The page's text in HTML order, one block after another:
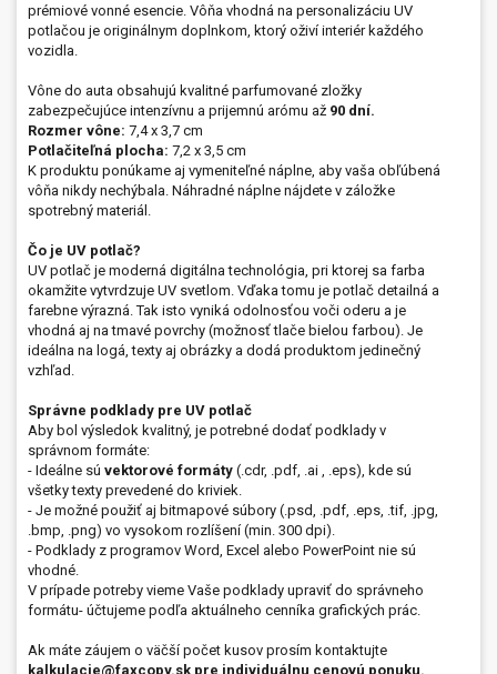
prémiové vonné esencie. Vôňa vhodná na personalizáciu UV
potlačou je originálnym doplnkom, ktorý oživí interiér každého
vozidla.
Vône do auta obsahujú kvalitné parfumované zložky
zabezpečujúce intenzívnu a prijemnú arómu až 90 dní.
Rozmer vône: 7,4 x 3,7 cm
Potlačiteľná plocha: 7,2 x 3,5 cm
K produktu ponúkame aj vymeniteľné náplne, aby vaša obľúbená
vôňa nikdy nechýbala. Náhradné náplne nájdete v záložke
spotrebný materiál.
Čo je UV potlač?
UV potlač je moderná digitálna technológia, pri ktorej sa farba
okamžite vytvrdzuje UV svetlom. Vďaka tomu je potlač detailná a
farebne výrazná. Tak isto vyniká odolnosťou voči oderu a je
vhodná aj na tmavé povrchy (možnosť tlače bielou farbou). Je
ideálna na logá, texty aj obrázky a dodá produktom jedinečný
vzhľad.
Správne podklady pre UV potlač
Aby bol výsledok kvalitný, je potrebné dodať podklady v
správnom formáte:
- Ideálne sú vektorové formáty (.cdr, .pdf, .ai , .eps), kde sú
všetky texty prevedené do kriviek.
- Je možné použiť aj bitmapové súbory (.psd, .pdf, .eps, .tif, .jpg,
.bmp, .png) vo vysokom rozlíšení (min. 300 dpi).
- Podklady z programov Word, Excel alebo PowerPoint nie sú
vhodné.
V prípade potreby vieme Vaše podklady upraviť do správneho
formátu- účtujeme podľa aktuálneho cenníka grafických prác.
Ak máte záujem o väčší počet kusov prosím kontaktujte
kalkulacie@faxcopy.sk pre individuálnu cenovú ponuku.